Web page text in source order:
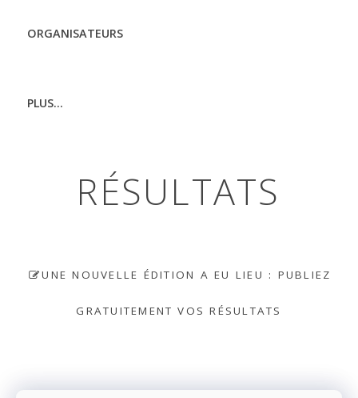
ORGANISATEURS
PLUS...
RÉSULTATS
UNE NOUVELLE ÉDITION A EU LIEU : PUBLIEZ
GRATUITEMENT VOS RÉSULTATS